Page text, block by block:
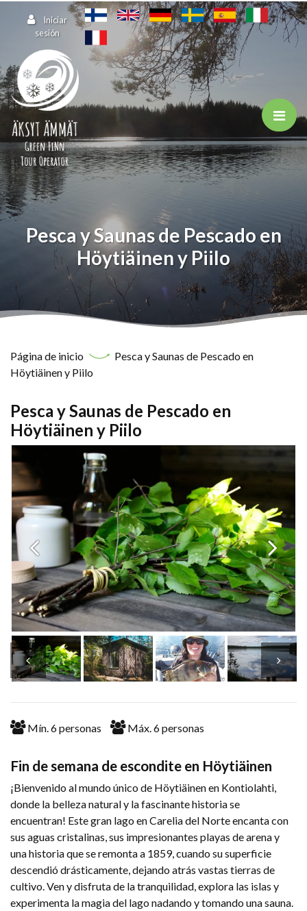
Saltar al contenido principal
Iniciar
sesión
Pesca y Saunas de Pescado en
Höytiäinen y Piilo
Página de inicio
Pesca y Saunas de Pescado en
Höytiäinen y Piilo
Pesca y Saunas de Pescado en
Höytiäinen y Piilo
Mín. 6personas Máx. 6personas
Fin de semana de escondite en Höytiäinen
¡Bienvenido al mundo único de Höytiäinen en Kontiolahti,
donde la belleza natural y la fascinante historia se
encuentran! Este gran lago en Carelia del Norte encanta con
sus aguas cristalinas, sus impresionantes playas de arena y
una historia que se remonta a 1859, cuando su superficie
descendió drásticamente, dejando atrás vastas tierras de
cultivo. Ven y disfruta de la tranquilidad, explora las islas y
experimenta la magia del lago nadando y tomando una sauna.